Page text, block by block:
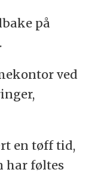
på
ved
en tøff tid,
har føltes